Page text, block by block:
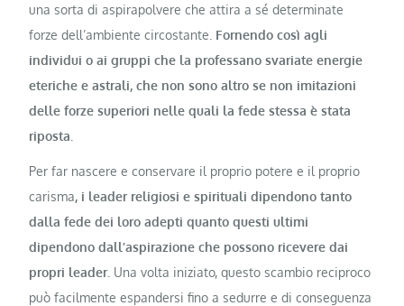
una sorta di aspirapolvere che attira a sé determinate
forze dell’ambiente circostante. Fornendo così agli
individui o ai gruppi che la professano svariate energie
eteriche e astrali, che non sono altro se non imitazioni
delle forze superiori nelle quali la fede stessa è stata
riposta.
Per far nascere e conservare il proprio potere e il proprio
carisma, i leader religiosi e spirituali dipendono tanto
dalla fede dei loro adepti quanto questi ultimi
dipendono dall’aspirazione che possono ricevere dai
propri leader. Una volta iniziato, questo scambio reciproco
può facilmente espandersi fino a sedurre e di conseguenza